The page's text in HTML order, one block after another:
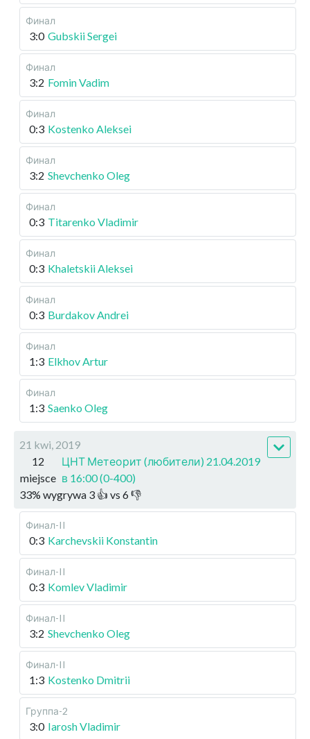
Финал
3:0 Gubskii Sergei
Финал
3:2 Fomin Vadim
Финал
0:3 Kostenko Aleksei
Финал
3:2 Shevchenko Oleg
Финал
0:3 Titarenko Vladimir
Финал
0:3 Khaletskii Aleksei
Финал
0:3 Burdakov Andrei
Финал
1:3 Elkhov Artur
Финал
1:3 Saenko Oleg
21 kwi, 2019
12
miejsce
ЦНТ Метеорит (любители) 21.04.2019
в 16:00 (0-400)
33% wygrywa 3 👍 vs 6👎
Финал-II
0:3 Karchevskii Konstantin
Финал-II
0:3 Komlev Vladimir
Финал-II
3:2 Shevchenko Oleg
Финал-II
1:3 Kostenko Dmitrii
Группа-2
3:0 Iarosh Vladimir